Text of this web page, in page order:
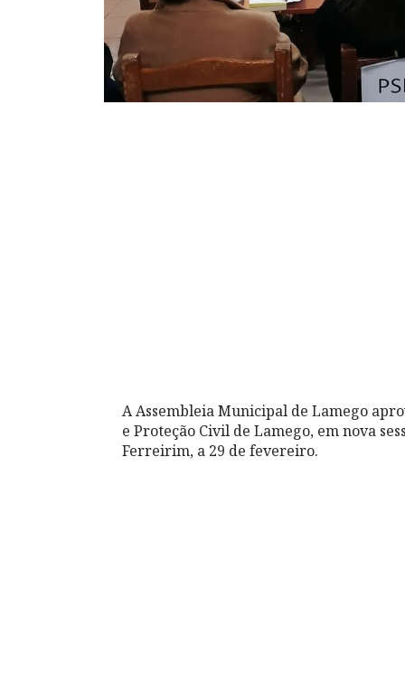
A Assembleia Municipal de Lamego
e Proteção Civil de Lamego, em nova
Ferreirim, a 29 de fevereiro.